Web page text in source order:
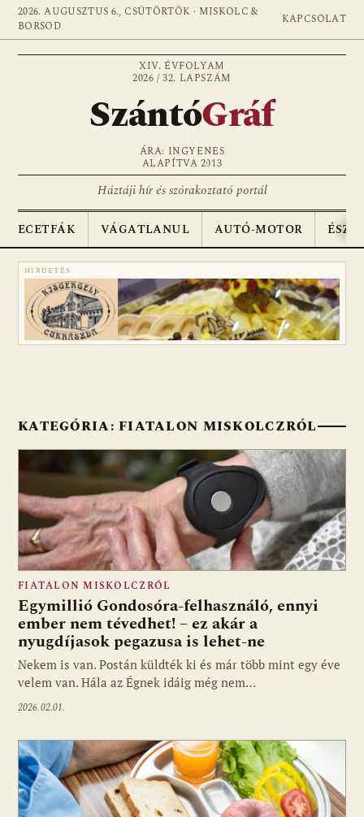
2026. AUGUSZTUS 6., CSÜTÖRTÖK · MISKOLC &
BORSOD
KAPCSOLAT
XIV. ÉVFOLYAM
2026 / 32. LAPSZÁM
SzántóGráf
ÁRA: INGYENES
ALAPÍTVA 2013
Háztáji hír és szórakoztató portál
ECETFÁK VÁGATLANUL AUTÓ-MOTOR
HIRDETÉS
KATEGÓRIA:FIATALON MISKOLCZRÓL
FIATALON MISKOLCZRÓL
Egymillió Gondosóra-felhasználó, ennyi
ember nem tévedhet! – ez akár a
nyugdíjasok pegazusa is lehet-ne
Nekem is van. Postán küldték ki és már több mint egy éve
velem van. Hála az Égnek idáig még nem…
2026.02.01.